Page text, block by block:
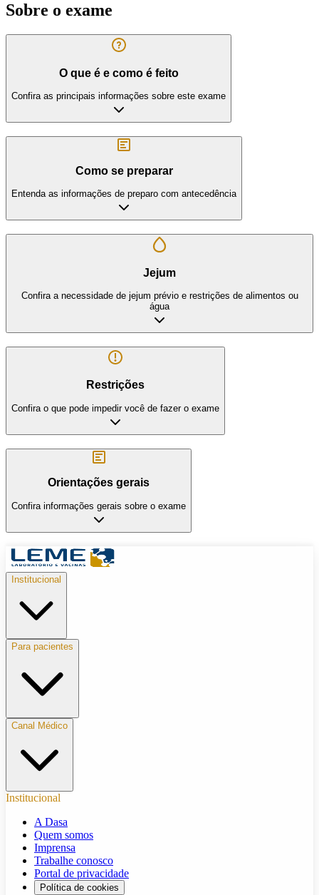
Sobre o exame
O que é e como é feito
Confira as principais informações sobre este exame
Como se preparar
Entenda as informações de preparo com antecedência
Jejum
Confira a necessidade de jejum prévio e restrições de alimentos ou
água
Restrições
Confira o que pode impedir você de fazer o exame
Orientações gerais
Confira informações gerais sobre o exame
Institucional
Para pacientes
Canal Médico
Institucional
A Dasa
Quem somos
Imprensa
Trabalhe conosco
Portal de privacidade
Política de cookies